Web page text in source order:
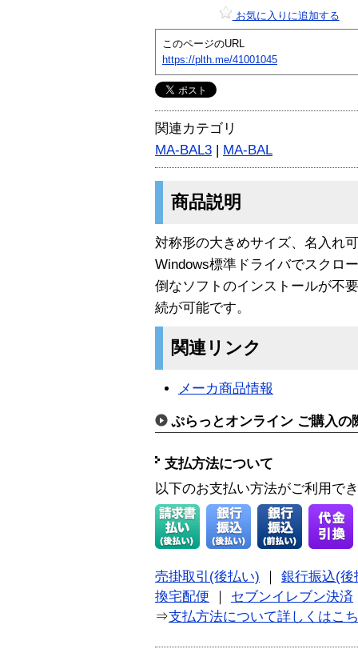
お気に入りに追加する
このページのURL
https://plth.me/41001045
関連カテゴリ
MA-BAL3 | MA-BAL
商品説明
対称形の大きめサイズ、名入れ
Windows標準ドライバでスクロ
倒なソフトのインストールが不
続が可能です。
関連リンク
メーカ商品情報
ぷらっとオンライン ご購入の
支払方法について
以下のお支払い方法がご利用で
売掛取引(後払い)
銀行振込(後
換宅配便
セブンイレブン決済
⇒支払方法について詳しくはこ